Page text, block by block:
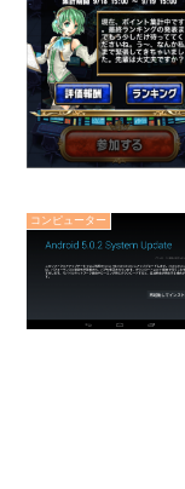
コンピューター